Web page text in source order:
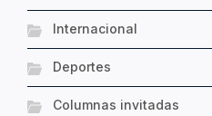
Internacional
Deportes
Columnas invitadas